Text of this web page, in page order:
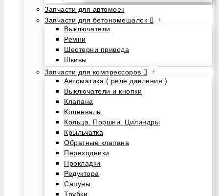
Запчасти для автомоек
Запчасти для бетономешалок
+
Выключатели
Ремни
Шестерни привода
Шкивы
Запчасти для компрессоров
+
Автоматика ( реле давления )
Выключатели и кнопки
Клапана
Коленвалы
Кольца. Поршни. Цилиндры
Крыльчатка
Обратные клапана
Переходники
Прокладки
Редуктора
Сапуны
Трубки